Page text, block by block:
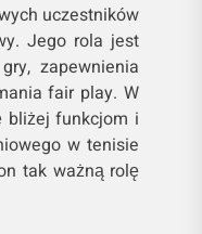
uczestników
Jego rola jest
zapewnienia
fair play. W
bliżej funkcjom i
w tenisie
tak ważną rolę